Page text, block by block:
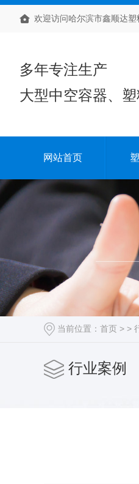
欢迎访问哈尔滨市鑫顺达塑
多年专注生产
大型中空容器、
网站首页
当前位置： 首页 > >
行业案例